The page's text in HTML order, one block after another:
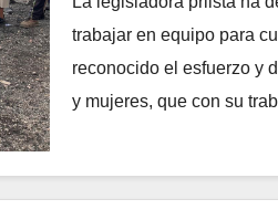
trabajar en equipo para
reconocido el esfuerzo y
y mujeres, que con su